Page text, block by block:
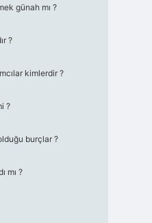
günah mı ?
?
kimlerdir ?
?
burçlar ?
mı ?